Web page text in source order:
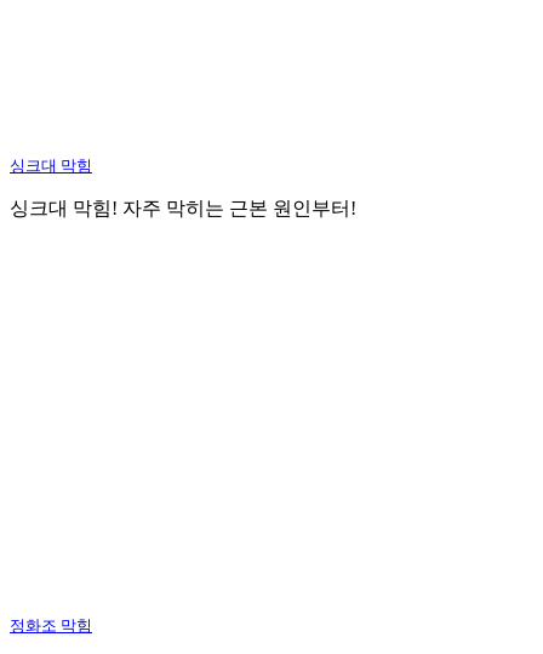
싱크대 막힘
싱크대 막힘! 자주 막히는 근본 원인부터!
정화조 막힘